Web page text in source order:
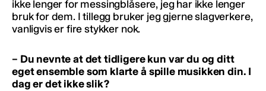
ikke lenger for messingblåsere, jeg har ikke lenger
bruk for dem. I tillegg bruker jeg gjerne slagverkere,
vanligvis er fire stykker nok.
– Du nevnte at det tidligere kun var du og ditt
eget ensemble som klarte å spille musikken din. I
dag er det ikke slik?